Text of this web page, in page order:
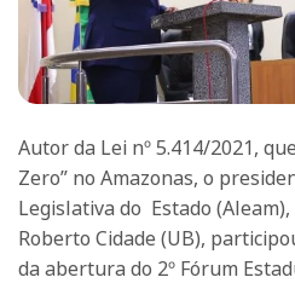
Autor da Lei nº 5.414/2021,
Zero” no Amazonas, o
Legislativa do Estado
Roberto Cidade (UB),
da abertura do 2º Fórum